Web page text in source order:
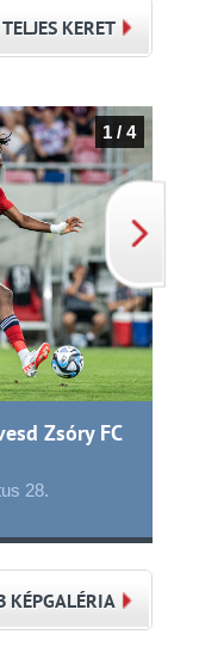
TELJES KERET
Zsóry FC
28.
1 / 4
KÉPGALÉRIA